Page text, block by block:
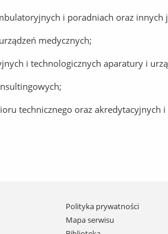
i poradniach oraz innych
medycznych;
i technologicznych aparatury i
technicznego oraz akredytacyjnych
Pomiń
nawigację
i
Polityka prywatności
Mapa serwisu